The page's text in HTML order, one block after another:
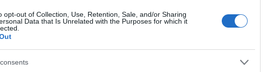
opt-out of Collection, Use, Retention, Sale, and/or Sharing
Data that Is Unrelated with the Purposes for which it
számára tartogat izgalmas meglepetéseket. A szavazókra
karóra, 10 db női és férfi POLICE parfümválogatás, 20 db
POLICE Power Bank, 30 db POLICE telefontok és 50 db
BE REBEL illatról, valamint nevezés és szavazás: